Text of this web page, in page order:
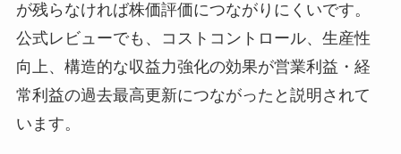
が残らなければ株価評価につながりにくいです。
公式レビューでも、コストコントロール、生産性
向上、構造的な収益力強化の効果が営業利益・経
常利益の過去最高更新につながったと説明されて
います。